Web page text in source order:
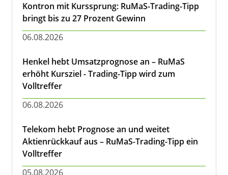
Kontron mit Kurssprung: RuMaS-Trading-Tipp
bringt bis zu 27 Prozent Gewinn
06.08.2026
Henkel hebt Umsatzprognose an – RuMaS
erhöht Kursziel - Trading-Tipp wird zum
Volltreffer
06.08.2026
Telekom hebt Prognose an und weitet
Aktienrückkauf aus – RuMaS-Trading-Tipp ein
Volltreffer
05.08.2026